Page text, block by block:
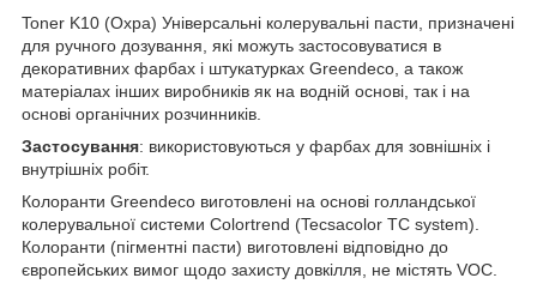
Toner K10 (Охра) Універсальні колерувальні пасти, призначені
для ручного дозування, які можуть застосовуватися в
декоративних фарбах і штукатурках Greendeco, а також
матеріалах інших виробників як на водній основі, так і на
основі органічних розчинників.
Застосування: використовуються у фарбах для зовнішніх і
внутрішніх робіт.
Колоранти Greendeco виготовлені на основі голландської
колерувальної системи Colortrend (Tecsacolor TC system).
Колоранти (пігментні пасти) виготовлені відповідно до
європейських вимог щодо захисту довкілля, не містять VOC.